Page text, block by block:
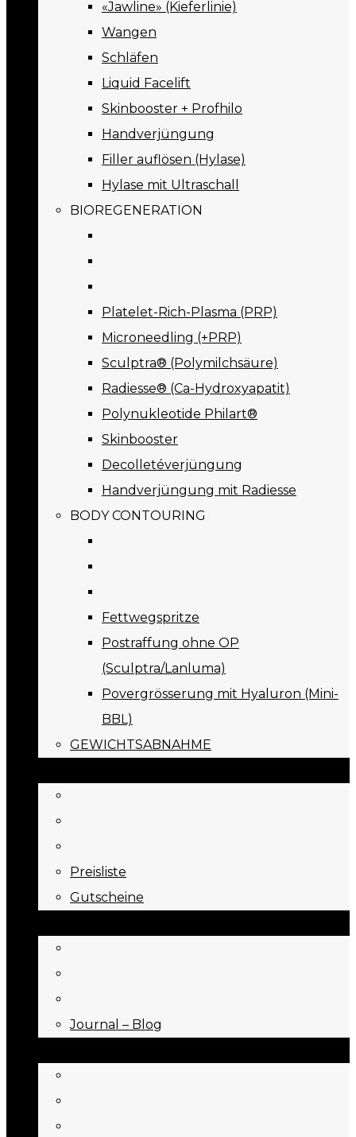
«Jawline» (Kieferlinie)
Wangen
Schläfen
Liquid Facelift
Skinbooster + Profhilo
Handverjüngung
Filler auflösen (Hylase)
Hylase mit Ultraschall
BIOREGENERATION
Platelet-Rich-Plasma (PRP)
Microneedling (+PRP)
Sculptra® (Polymilchsäure)
Radiesse® (Ca-Hydroxyapatit)
Polynukleotide Philart®
Skinbooster
Decolletéverjüngung
Handverjüngung mit Radiesse
BODY CONTOURING
Fettwegspritze
Postraffung ohne OP
(Sculptra/Lanluma)
Povergrösserung mit Hyaluron (Mini-
BBL)
GEWICHTSABNAHME
Preisliste
Gutscheine
Journal – Blog